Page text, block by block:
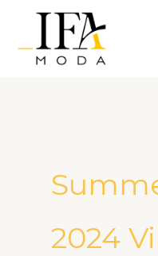
2024